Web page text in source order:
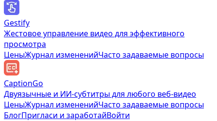
Gestify
Жестовое управление видео для эффективного
просмотра
ЦеныЖурнал измененийЧасто задаваемые вопросы
CaptionGo
Двуязычные и ИИ-субтитры для любого веб-видео
ЦеныЖурнал измененийЧасто задаваемые вопросы
БлогПригласи и заработайВойти